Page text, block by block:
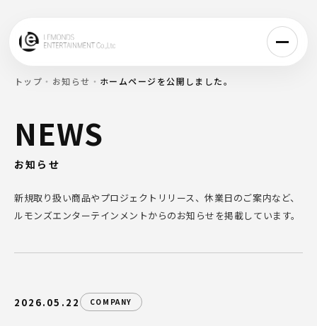
トップ ・ お知らせ ・ ホームページを公開しました。
NEWS
お知らせ
新規取り扱い商品やプロジェクトリリース、休業日のご案内など、
ルモンズエンターテインメントからのお知らせを掲載しています。
2026.05.22 COMPANY